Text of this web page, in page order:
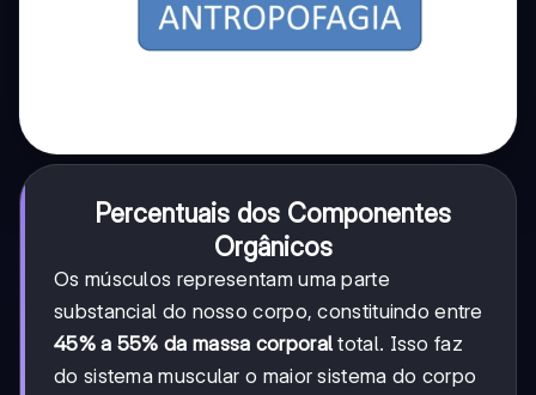
Percentuais dos Componentes
Orgânicos
Os músculos representam uma parte
substancial do nosso corpo, constituindo entre
45% a 55% da massa corporal total. Isso faz
do sistema muscular o maior sistema do corpo